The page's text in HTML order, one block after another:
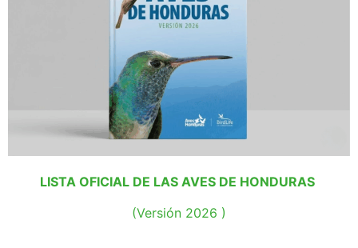
LISTA OFICIAL DE LAS AVES DE HONDURAS
(Versión 2026 )